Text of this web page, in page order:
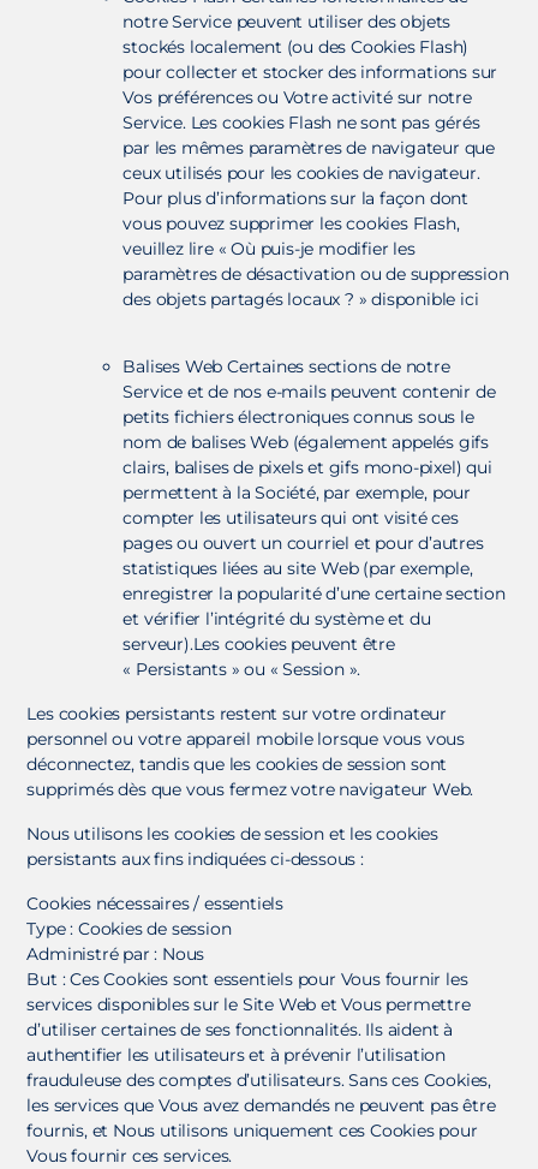
notre Service peuvent utiliser des objets
stockés localement (ou des Cookies Flash)
pour collecter et stocker des informations sur
Vos préférences ou Votre activité sur notre
Service. Les cookies Flash ne sont pas gérés
par les mêmes paramètres de navigateur que
ceux utilisés pour les cookies de navigateur.
Pour plus d’informations sur la façon dont
vous pouvez supprimer les cookies Flash,
veuillez lire « Où puis-je modifier les
paramètres de désactivation ou de suppression
des objets partagés locaux ? » disponible ici
Balises Web Certaines sections de notre
Service et de nos e-mails peuvent contenir de
petits fichiers électroniques connus sous le
nom de balises Web (également appelés gifs
clairs, balises de pixels et gifs mono-pixel) qui
permettent à la Société, par exemple, pour
compter les utilisateurs qui ont visité ces
pages ou ouvert un courriel et pour d’autres
statistiques liées au site Web (par exemple,
enregistrer la popularité d’une certaine section
et vérifier l’intégrité du système et du
serveur).Les cookies peuvent être
« Persistants » ou « Session ».
Les cookies persistants restent sur votre ordinateur
personnel ou votre appareil mobile lorsque vous vous
déconnectez, tandis que les cookies de session sont
supprimés dès que vous fermez votre navigateur Web.
Nous utilisons les cookies de session et les cookies
persistants aux fins indiquées ci-dessous :
Cookies nécessaires / essentiels
Type : Cookies de session
Administré par : Nous
But : Ces Cookies sont essentiels pour Vous fournir les
services disponibles sur le Site Web et Vous permettre
d’utiliser certaines de ses fonctionnalités. Ils aident à
authentifier les utilisateurs et à prévenir l’utilisation
frauduleuse des comptes d’utilisateurs. Sans ces Cookies,
les services que Vous avez demandés ne peuvent pas être
fournis, et Nous utilisons uniquement ces Cookies pour
Vous fournir ces services.